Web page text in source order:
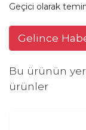
Geçici olarak
Gelince
Bu ürünün
ürünler